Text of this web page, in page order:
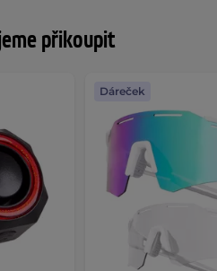
přikoupit
Dáreček